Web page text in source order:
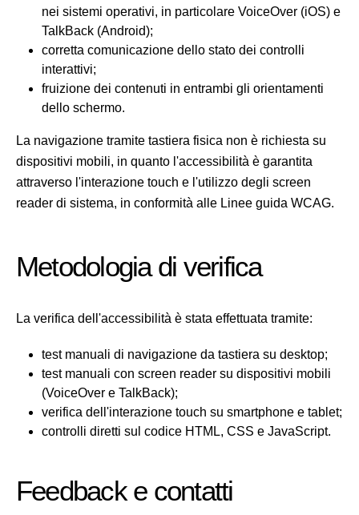
nei sistemi operativi, in particolare VoiceOver (iOS) e
TalkBack (Android);
corretta comunicazione dello stato dei controlli
interattivi;
fruizione dei contenuti in entrambi gli orientamenti
dello schermo.
La navigazione tramite tastiera fisica non è richiesta su
dispositivi mobili, in quanto l'accessibilità è garantita
attraverso l'interazione touch e l'utilizzo degli screen
reader di sistema, in conformità alle Linee guida WCAG.
Metodologia di verifica
La verifica dell'accessibilità è stata effettuata tramite:
test manuali di navigazione da tastiera su desktop;
test manuali con screen reader su dispositivi mobili
(VoiceOver e TalkBack);
verifica dell'interazione touch su smartphone e tablet;
controlli diretti sul codice HTML, CSS e JavaScript.
Feedback e contatti